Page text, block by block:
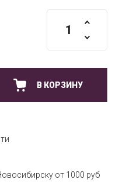
В КОРЗИНУ
от 1000 руб